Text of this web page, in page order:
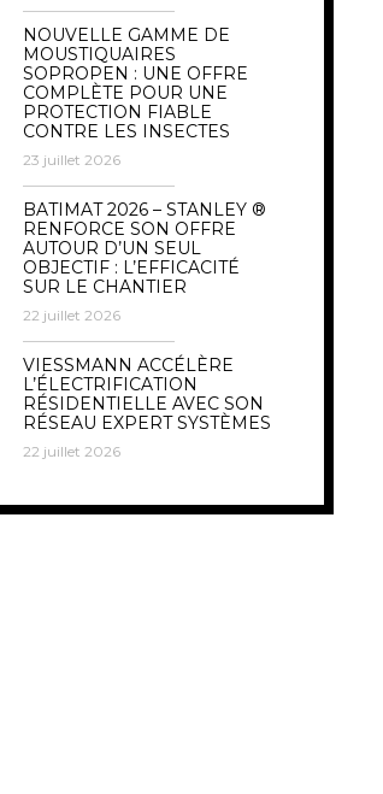
NOUVELLE GAMME DE
MOUSTIQUAIRES
SOPROPEN : UNE OFFRE
COMPLÈTE POUR UNE
PROTECTION FIABLE
CONTRE LES INSECTES
23 juillet 2026
BATIMAT 2026 – STANLEY ®
RENFORCE SON OFFRE
AUTOUR D’UN SEUL
OBJECTIF : L’EFFICACITÉ
SUR LE CHANTIER
22 juillet 2026
VIESSMANN ACCÉLÈRE
L’ÉLECTRIFICATION
RÉSIDENTIELLE AVEC SON
RÉSEAU EXPERT SYSTÈMES
22 juillet 2026